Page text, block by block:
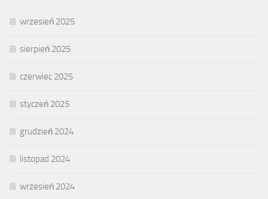
wrzesień 2025
sierpień 2025
czerwiec 2025
styczeń 2025
grudzień 2024
listopad 2024
wrzesień 2024